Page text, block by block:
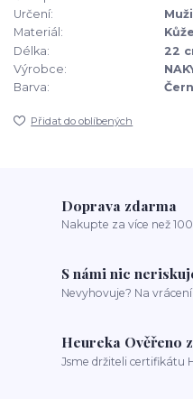
Určení:
Muži
Materiál:
Kůže
Délka:
22
Výrobce:
Barva:
Přidat do oblíbených
Doprava zdarma
Nakupte za více než
S námi nic
Nevyhovuje? Na
Heureka Ověřeno
Jsme držiteli certifikátu